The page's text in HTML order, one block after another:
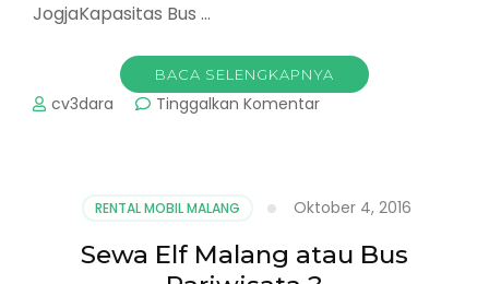
JogjaKapasitas Bus …
BACA SELENGKAPNYA
cv3dara Tinggalkan Komentarpada
Harga
Bersahabat
dan
RENTAL MOBIL MALANG Oktober 4, 2016
Sewa Elf Malang atau Bus